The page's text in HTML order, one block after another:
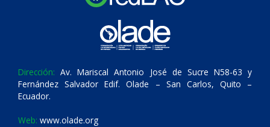
Dirección: Av. Mariscal Antonio José de Sucre N58-63 y
Fernández Salvador Edif. Olade – San Carlos, Quito –
Ecuador.
Web: www.olade.org